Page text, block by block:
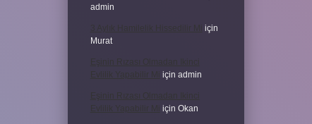
admin
3 Aylık Hamilelik Hissedilir Mi için
Murat
Eşinin Rızası Olmadan Ikinci
Evlilik Yapabilir Mi için admin
Eşinin Rızası Olmadan Ikinci
Evlilik Yapabilir Mi için Okan